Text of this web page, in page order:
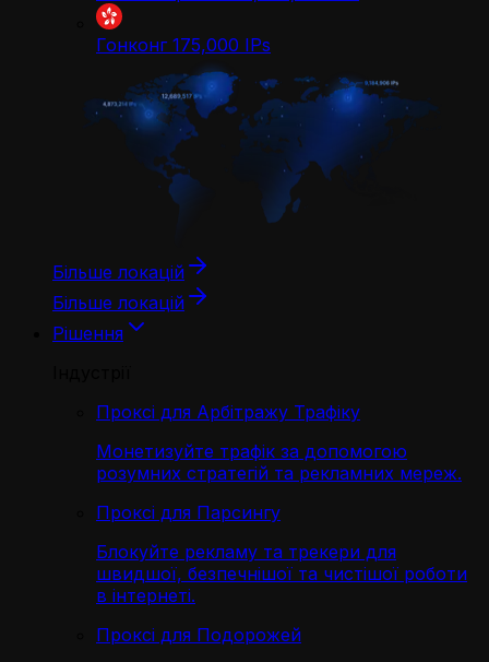
Гонконг 175,000 IPs
Більше локацій
Більше локацій
Рішення
Проксі для Арбітражу Трафіку
Монетизуйте трафік за допомогою
розумних стратегій та рекламних мереж.
Проксі для Парсингу
Блокуйте рекламу та трекери для
швидшої, безпечнішої та чистішої роботи
в інтернеті.
Проксі для Подорожей